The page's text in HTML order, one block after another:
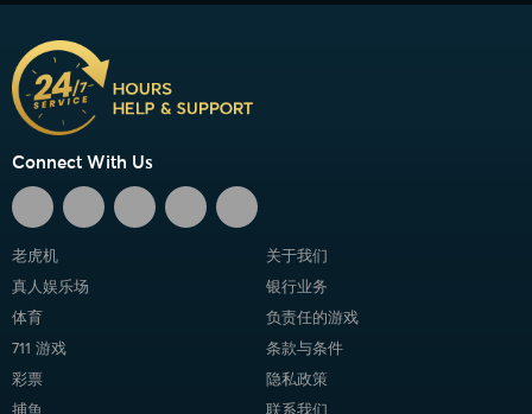
Connect With Us
老虎机
真人娱乐场
体育
711 游戏
彩票
关于我们
银行业务
负责任的游戏
条款与条件
隐私政策